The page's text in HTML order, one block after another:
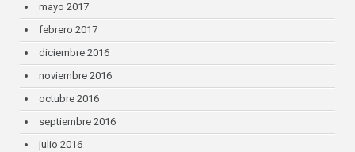
mayo 2017
febrero 2017
diciembre 2016
noviembre 2016
octubre 2016
septiembre 2016
julio 2016